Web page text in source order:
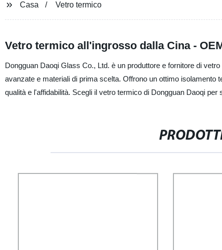
Casa Vetro termico
Vetro termico all'ingrosso dalla Cina -
Dongguan Daoqi Glass Co., Ltd. è un produttore e fornitore di
avanzate e materiali di prima scelta. Offrono un ottimo
qualità e l'affidabilità. Scegli il vetro termico di Dongguan Daoqi per